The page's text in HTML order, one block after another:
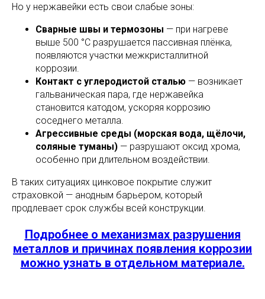
Но у нержавейки есть свои слабые зоны:
Сварные швы и термозоны — при нагреве
выше 500 °C разрушается пассивная плёнка,
появляются участки межкристаллитной
коррозии.
Контакт с углеродистой сталью — возникает
гальваническая пара, где нержавейка
становится катодом, ускоряя коррозию
соседнего металла.
Агрессивные среды (морская вода, щёлочи,
соляные туманы) — разрушают оксид хрома,
особенно при длительном воздействии.
В таких ситуациях цинковое покрытие служит
страховкой — анодным барьером, который
продлевает срок службы всей конструкции.
Подробнее о механизмах разрушения
металлов и причинах появления коррозии
можно узнать в отдельном материале.